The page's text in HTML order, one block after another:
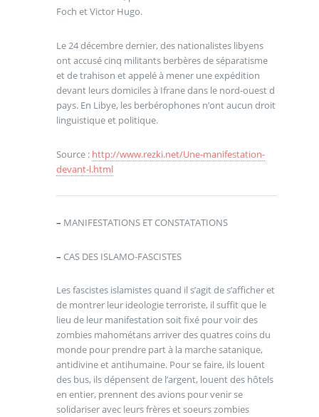
Foch et Victor Hugo.
Le 24 décembre dernier, des nationalistes libyens
ont accusé cinq militants berbères de séparatisme
et de trahison et appelé à mener une expédition
devant leurs domiciles à Ifrane dans le nord-ouest d
pays. En Libye, les berbérophones n’ont aucun droit
linguistique et politique.
Source : http://www.rezki.net/Une-manifestation-
devant-l.html
– MANIFESTATIONS ET CONSTATATIONS
– CAS DES ISLAMO-FASCISTES
Les fascistes islamistes quand il s’agit de s’afficher et
de montrer leur ideologie terroriste, il suffit que le
lieu de leur manifestation soit fixé pour voir des
zombies mahométans arriver des quatres coins du
monde pour prendre part à la marche satanique,
antidivine et antihumaine. Pour se faire, ils louent
des bus, ils dépensent de l’argent, louent des hôtels
en entier, prennent des avions pour venir se
solidariser avec leurs frères et soeurs zombies